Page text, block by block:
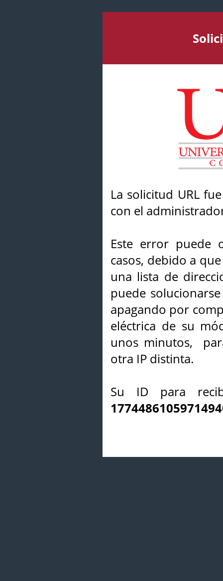
La solicitud URL
con el
Este error puede
casos, debido a
una lista de
puede
apagando por
eléctrica de su
unos minutos,
otra IP distinta.
Su ID para